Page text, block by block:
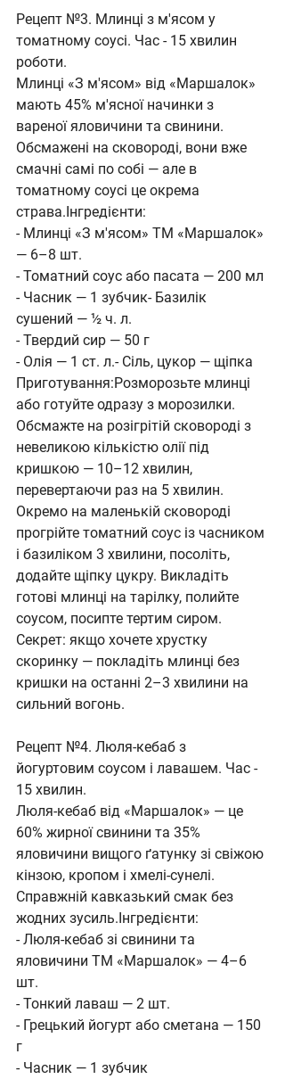
Рецепт №3. Млинці з м'ясом у
томатному соусі. Час - 15 хвилин
роботи.
Млинці «З м'ясом» від «Маршалок»
мають 45% м'ясної начинки з
вареної яловичини та свинини.
Обсмажені на сковороді, вони вже
смачні самі по собі — але в
томатному соусі це окрема
страва.Інгредієнти:
- Млинці «З м'ясом» ТМ «Маршалок»
— 6–8 шт.
- Томатний соус або пасата — 200 мл
- Часник — 1 зубчик- Базилік
сушений — ½ ч. л.
- Твердий сир — 50 г
- Олія — 1 ст. л.- Сіль, цукор — щіпка
Приготування:Розморозьте млинці
або готуйте одразу з морозилки.
Обсмажте на розігрітій сковороді з
невеликою кількістю олії під
кришкою — 10–12 хвилин,
перевертаючи раз на 5 хвилин.
Окремо на маленькій сковороді
прогрійте томатний соус із часником
і базиліком 3 хвилини, посоліть,
додайте щіпку цукру. Викладіть
готові млинці на тарілку, полийте
соусом, посипте тертим сиром.
Секрет: якщо хочете хрустку
скоринку — покладіть млинці без
кришки на останні 2–3 хвилини на
сильний вогонь.
Рецепт №4. Люля-кебаб з
йогуртовим соусом і лавашем. Час -
15 хвилин.
Люля-кебаб від «Маршалок» — це
60% жирної свинини та 35%
яловичини вищого ґатунку зі свіжою
кінзою, кропом і хмелі-сунелі.
Справжній кавказький смак без
жодних зусиль.Інгредієнти:
- Люля-кебаб зі свинини та
яловичини ТМ «Маршалок» — 4–6
шт.
- Тонкий лаваш — 2 шт.
- Грецький йогурт або сметана — 150
г
- Часник — 1 зубчик